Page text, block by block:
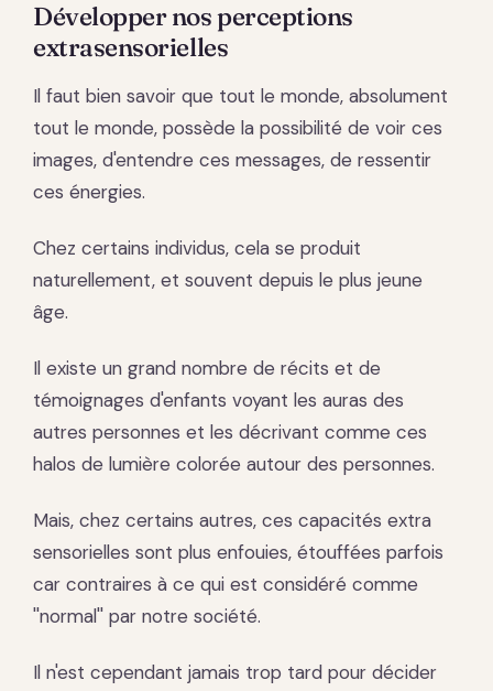
Développer nos perceptions
extrasensorielles
Il faut bien savoir que tout le monde, absolument
tout le monde, possède la possibilité de voir ces
images, d'entendre ces messages, de ressentir
ces énergies.
Chez certains individus, cela se produit
naturellement, et souvent depuis le plus jeune
âge.
Il existe un grand nombre de récits et de
témoignages d'enfants voyant les auras des
autres personnes et les décrivant comme ces
halos de lumière colorée autour des personnes.
Mais, chez certains autres, ces capacités extra
sensorielles sont plus enfouies, étouffées parfois
car contraires à ce qui est considéré comme
''normal'' par notre société.
Il n'est cependant jamais trop tard pour décider